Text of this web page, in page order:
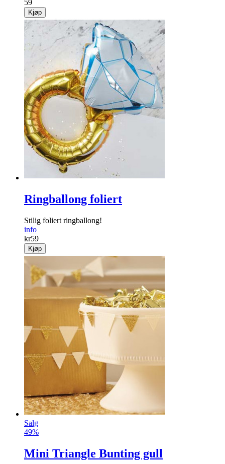
59
Kjøp
Ringballong foliert
Stilig foliert ringballong!
info
kr59
Kjøp
Salg
49%
Mini Triangle Bunting gull